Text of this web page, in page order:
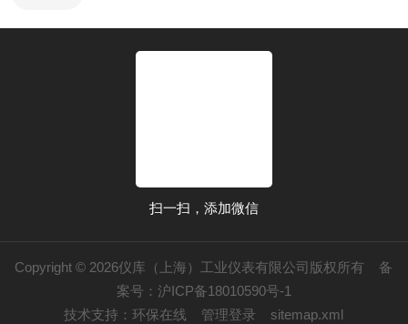
扫一扫，添加微信
Copyright © 2026仪库（上海）工业仪表有限公司版权所有 备
案号：沪ICP备18010590号-1
技术支持：环保在线 管理登录 sitemap.xml